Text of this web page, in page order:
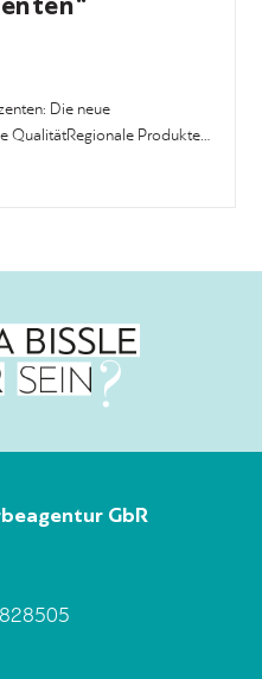
Die neue
QualitätRegionale Produkte…
GbR